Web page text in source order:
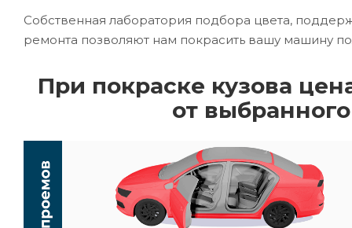
Собственная лаборатория подбора цвета,
ремонта позволяют нам покрасить вашу машину
При покраске кузова
от